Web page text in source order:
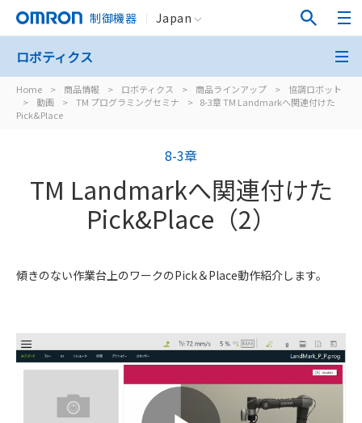
制御機器 Japan
Home > 商品情報 > ロボティクス > 商品ラインアップ >
協調ロボット
>
動画 > TM プログラミングセミナ > 8-3章 TM Landmarkへ関連付けた
Pick&Place
ロボティクス
8-3章
TM Landmarkへ関連付けた
Pick&Place（2）
傾きのない作業台上のワークのPick＆Place動作紹介します。